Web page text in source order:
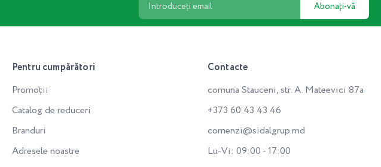
Abonați-vă
Pentru cumpărători
Promoții
Catalog de reduceri
Branduri
Adresele noastre
Contacte
comuna Stauceni, str. A. Mateevici 87a
+373 60 43 43 46
comenzi@sidalgrup.md
Lu-Vi: 09:00 - 17:00